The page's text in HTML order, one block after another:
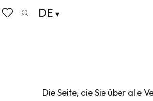
Aller
au
DE
Startseite
Die Seite, die Sie über alle